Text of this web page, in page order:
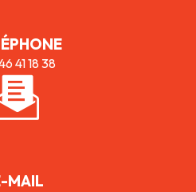
41 18 38
MAIL